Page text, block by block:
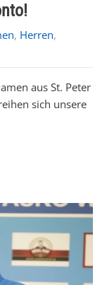
, Herren,
aus St. Peter
sich unsere